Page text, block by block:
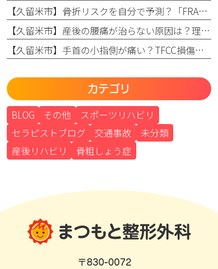
【久留米市】骨折リスクを自分で予測？「FRAX」の仕組みとまつもと整形外科での活用法
【久留米市】産後の腰痛が治らない原因は？理学療法士が教える骨盤ケアとリハビリの重要性
【久留米市】手首の小指側が痛い？TFCC損傷（三角線維軟骨複合体損傷）の正しい治療法とリハビリについて
カテゴリ
BLOG その他
スポーツリハビリ
セラピストブログ
交通事故
未分類
産後リハビリ
骨粗しょう症
〒830-0072